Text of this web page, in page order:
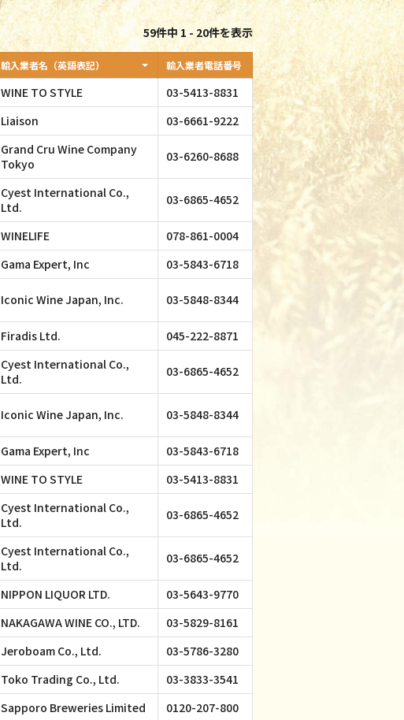
59件中 1 - 20件を表示
輸入業者名 （英語表記） 輸入業者電話番号
WINE TO STYLE
03-5413-8831
Liaison
03-6661-9222
Grand Cru Wine Company
Tokyo
03-6260-8688
Cyest International Co.,
Ltd.
03-6865-4652
WINELIFE
078-861-0004
Gama Expert, Inc 03-5843-6718
Iconic Wine Japan, Inc. 03-5848-8344
Firadis Ltd. 045-222-8871
Cyest International Co.,
Ltd.
03-6865-4652
Iconic Wine Japan, Inc. 03-5848-8344
Gama Expert, Inc
03-5843-6718
WINE TO STYLE 03-5413-8831
Cyest International Co.,
Ltd.
03-6865-4652
Cyest International Co.,
Ltd.
03-6865-4652
NIPPON LIQUOR LTD.
03-5643-9770
NAKAGAWA WINE CO., LTD.
03-5829-8161
Jeroboam Co., Ltd.
03-5786-3280
Toko Trading Co., Ltd.
03-3833-3541
Sapporo Breweries Limited 0120-207-800